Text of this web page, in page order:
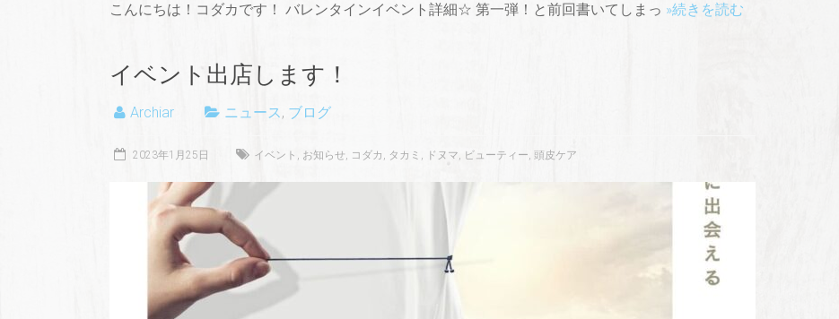
こんにちは！コダカです！ バレンタインイベント詳細☆ 第一弾！と前回書いてしまっ »続きを読む
イベント出店します！
Archiar ニュース, ブログ
2023年1月25日 イベント , お知らせ, コダカ , タカミ , ドヌマ, ビューティー, 頭皮ケア